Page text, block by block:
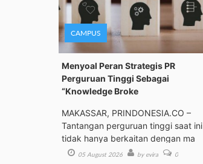
CAMPUS
Menyoal Peran Strategis PR
Perguruan Tinggi Sebagai
“Knowledge Broke
MAKASSAR, PRINDONESIA.CO –
Tantangan perguruan tinggi saat ini
tidak hanya berkaitan dengan ma
05 August 2026 by evira 0